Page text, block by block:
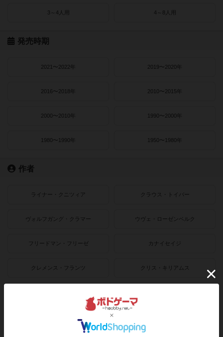
3～4人用 4～8人用
発売時期
2021〜2022年 2019〜2020年
2016〜2018年 2010〜2015年
2000〜2010年 1990〜2000年
1980〜1990年 1950〜1980年
作者
ライナー・クニツィア クラウス・トイバー
ヴォルフガング・クラマー ウヴェ・ローゼンベルク
フリードマン・フリーゼ カナイセイジ
クレメンス・フランツ クリス・キリアムス
ボドゲーマのアプリ版はこちら